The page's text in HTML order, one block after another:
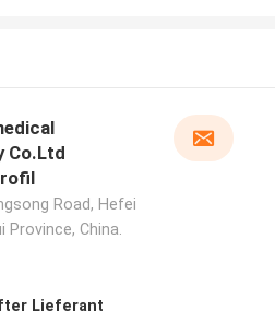
Co.Ltd
Road, Hefei
Province, China.
Lieferant